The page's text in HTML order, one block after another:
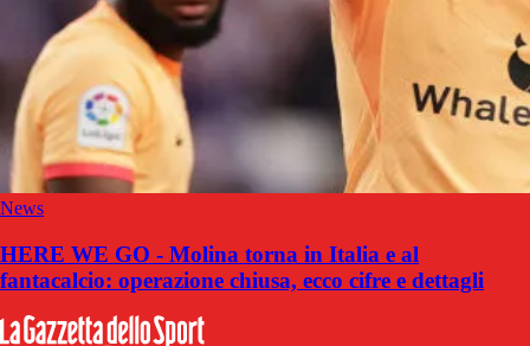
News
HERE WE GO - Molina torna in Italia e al
fantacalcio: operazione chiusa, ecco cifre e dettagli